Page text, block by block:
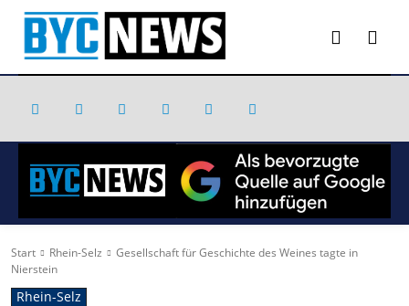
Start Rhein-Selz
Gesellschaft für Geschichte des Weines tagte in
Nierstein
Rhein-Selz